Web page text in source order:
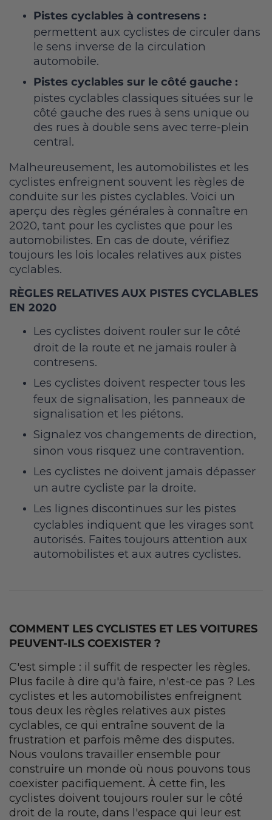
Pistes cyclables à contresens :
permettent aux cyclistes de circuler dans
le sens inverse de la circulation
automobile.
Pistes cyclables sur le côté gauche :
pistes cyclables classiques situées sur le
côté gauche des rues à sens unique ou
des rues à double sens avec terre-plein
central.
Malheureusement, les automobilistes et les
cyclistes enfreignent souvent les règles de
conduite sur les pistes cyclables. Voici un
aperçu des règles générales à connaître en
2020, tant pour les cyclistes que pour les
automobilistes. En cas de doute, vérifiez
toujours les lois locales relatives aux pistes
cyclables.
RÈGLES RELATIVES AUX PISTES CYCLABLES
EN 2020
Les cyclistes doivent rouler sur le côté
droit de la route et ne jamais rouler à
contresens.
Les cyclistes doivent respecter tous les
feux de signalisation, les panneaux de
signalisation et les piétons.
Signalez vos changements de direction,
sinon vous risquez une contravention.
Les cyclistes ne doivent jamais dépasser
un autre cycliste par la droite.
Les lignes discontinues sur les pistes
cyclables indiquent que les virages sont
autorisés. Faites toujours attention aux
automobilistes et aux autres cyclistes.
COMMENT LES CYCLISTES ET LES VOITURES
PEUVENT-ILS COEXISTER ?
C'est simple : il suffit de respecter les règles.
Plus facile à dire qu'à faire, n'est-ce pas ? Les
cyclistes et les automobilistes enfreignent
tous deux les règles relatives aux pistes
cyclables, ce qui entraîne souvent de la
frustration et parfois même des disputes.
Nous voulons travailler ensemble pour
construire un monde où nous pouvons tous
coexister pacifiquement. À cette fin, les
cyclistes doivent toujours rouler sur le côté
droit de la route, dans l'espace qui leur est